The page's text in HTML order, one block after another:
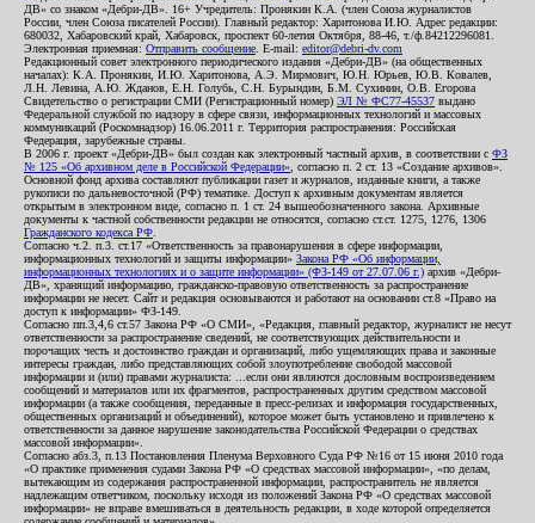
ДВ» со знаком «Дебри-ДВ». 16+ Учредитель: Пронякин К.А. (член Союза журналистов
России, член Союза писателей России). Главный редактор: Харитонова И.Ю. Адрес редакции:
680032, Хабаровский край, Хабаровск, проспект 60-летия Октября, 88-46, т./ф.84212296081.
Электронная приемная: Отправить сообщение . E-mail: editor@debri-dv.com
Редакционный совет электронного периодического издания «Дебри-ДВ» (на общественных
началах): К.А. Пронякин, И.Ю. Харитонова, А.Э. Мирмович, Ю.Н. Юрьев, Ю.В. Ковалев,
Л.Н. Левина, А.Ю. Жданов, Е.Н. Голубь, С.Н. Бурындин, Б.М. Сухинин, О.В. Егорова
Свидетельство о регистрации СМИ (Регистрационный номер) ЭЛ № ФС77-45537 выдано
Федеральной службой по надзору в сфере связи, информационных технологий и массовых
коммуникаций (Роскомнадзор) 16.06.2011 г. Территория распространения: Российская
Федерация, зарубежные страны.
В 2006 г. проект «Дебри-ДВ» был создан как электронный частный архив, в соответствии с ФЗ
№ 125 «Об архивном деле в Российской Федерации» , согласно п. 2 ст. 13 «Создание архивов».
Основной фонд архива составляют публикации газет и журналов, изданные книги, а также
рукописи по дальневосточной (РФ) тематике. Доступ к архивным документам является
открытым в электронном виде, согласно п. 1 ст. 24 вышеобозначенного закона. Архивные
документы к частной собственности редакции не относятся, согласно ст.ст. 1275, 1276, 1306
Гражданского кодекса РФ
Согласно ч.2. п.3. ст.17 «Ответственность за правонарушения в сфере информации,
информационных технологий и защиты информации» Закона РФ «Об информации,
информационных технологиях и о защите информации» (ФЗ-149 от 27.07.06 г.) архив «Дебри-
ДВ», хранящий информацию, гражданско-правовую ответственность за распространение
информации не несет. Сайт и редакция основываются и работают на основании ст.8 «Право на
доступ к информации» ФЗ-149.
Согласно пп.3,4,6 ст.57 Закона РФ «О СМИ», «Редакция, главный редактор, журналист не несут
ответственности за распространение сведений, не соответствующих действительности и
порочащих честь и достоинство граждан и организаций, либо ущемляющих права и законные
интересы граждан, либо представляющих собой злоупотребление свободой массовой
информации и (или) правами журналиста: ...если они являются дословным воспроизведением
сообщений и материалов или их фрагментов, распространенных другим средством массовой
информации (а также сообщения, переданные в пресс-релизах и информация государственных,
общественных организаций и объединений), которое может быть установлено и привлечено к
ответственности за данное нарушение законодательства Российской Федерации о средствах
массовой информации».
Согласно абз.3, п.13 Постановления Пленума Верховного Суда РФ №16 от 15 июня 2010 года
«О практике применения судами Закона РФ «О средствах массовой информации», «по делам,
вытекающим из содержания распространенной информации, распространитель не является
надлежащим ответчиком, поскольку исходя из положений Закона РФ «О средствах массовой
информации» не вправе вмешиваться в деятельность редакции, в ходе которой определяется